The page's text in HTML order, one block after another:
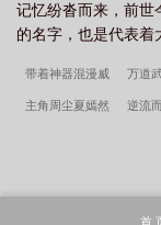
记忆纷沓而来，前世
的名字，也是代表着
带着神器混漫威 万道
主角周尘夏嫣然 逆流
首